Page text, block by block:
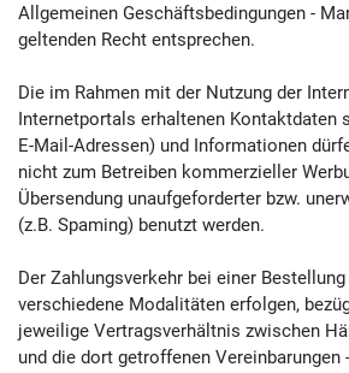
Allgemeinen Geschäftsbedingungen -
geltenden Recht entsprechen.
Die im Rahmen mit der Nutzung der
Internetportals erhaltenen Kontaktdaten
E-Mail-Adressen) und Informationen
nicht zum Betreiben kommerzieller
Übersendung unaufgeforderter bzw.
(z.B. Spaming) benutzt werden.
Der Zahlungsverkehr bei einer
verschiedene Modalitäten erfolgen,
jeweilige Vertragsverhältnis zwischen
und die dort getroffenen Vereinbarungen